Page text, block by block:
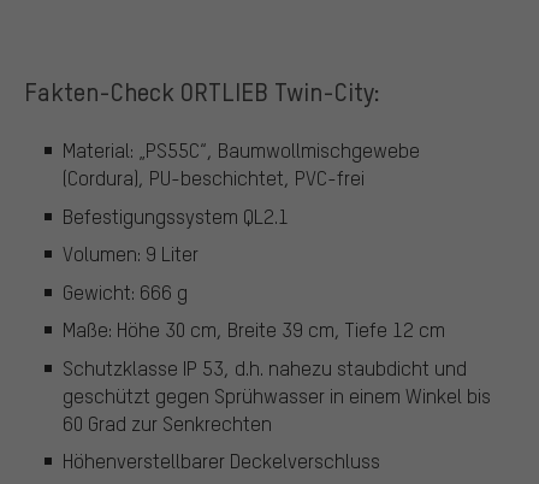
Fakten-Check ORTLIEB Twin-City:
Material: „PS55C“, Baumwollmischgewebe
(Cordura), PU-beschichtet, PVC-frei
Befestigungssystem QL2.1
Volumen: 9 Liter
Gewicht: 666 g
Maße: Höhe 30 cm, Breite 39 cm, Tiefe 12 cm
Schutzklasse IP 53, d.h. nahezu staubdicht und
geschützt gegen Sprühwasser in einem Winkel bis
60 Grad zur Senkrechten
Höhenverstellbarer Deckelverschluss